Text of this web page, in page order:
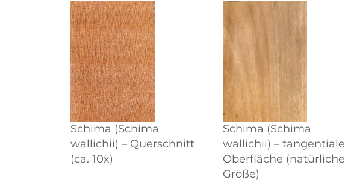
Schima (Schima
wallichii) – Querschnitt
(ca. 10x)
Schima (Schima
wallichii) – tangentiale
Oberfläche (natürliche
Größe)